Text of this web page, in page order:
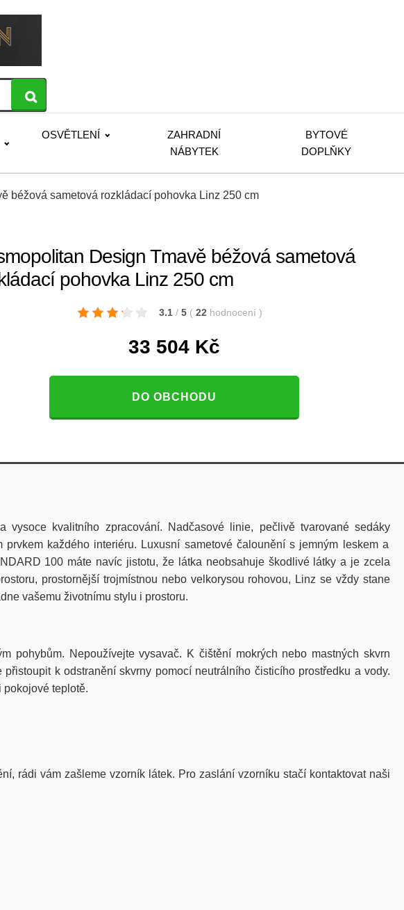
OSVĚTLENÍ
ZAHRADNÍ
NÁBYTEK
BYTOVÉ
DOPLŇKY
béžová sametová rozkládací pohovka Linz 250 cm
Design Tmavě béžová sametová
pohovka Linz 250 cm
3.1 / 5 ( 22 hodnocení )
33 504 Kč
DO OBCHODU
a vysoce kvalitního zpracování. Nadčasové linie, pečlivě tvarované sedáky
prvkem každého interiéru. Luxusní sametové čalouněnís jemným leskema
100 máte navíc jistotu, že látka neobsahuje škodlivé látky a je zcela
, prostornější trojmístnou nebo velkorysou rohovou, Linz sevždy stane
vašemu životnímu stylu i prostoru.
pohybům. Nepoužívejte vysavač. K čištění mokrých nebo mastných skvrn
k odstranění skvrny pomocí neutrálního čisticího prostředku a vody.
pokojové teplotě.
rádi vám zašleme vzorník látek. Pro zaslání vzorníku stačí kontaktovat naši